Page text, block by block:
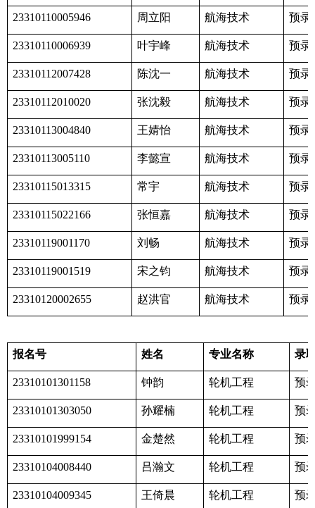
23310110005946 周立阳 航海技术 预录
23310110006939 叶宇峰 航海技术 预录
23310112007428 陈沈一 航海技术 预录
23310112010020 张沈毅 航海技术 预录
23310113004840 王婧怡 航海技术 预录
23310113005110 李懿宣 航海技术 预录
23310115013315 常宇 航海技术 预录
23310115022166 张恒嘉 航海技术 预录
23310119001170 刘畅 航海技术 预录
23310119001519 宋之钧 航海技术 预录
23310120002655 赵洪官 航海技术 预录
报名号 姓名 专业名称 录
23310101301158 钟韵 轮机工程 预
23310101303050 孙耀楠 轮机工程 预
23310101999154 金楚然 轮机工程 预
23310104008440 吕瀚文 轮机工程 预
23310104009345 王倚晨 轮机工程 预